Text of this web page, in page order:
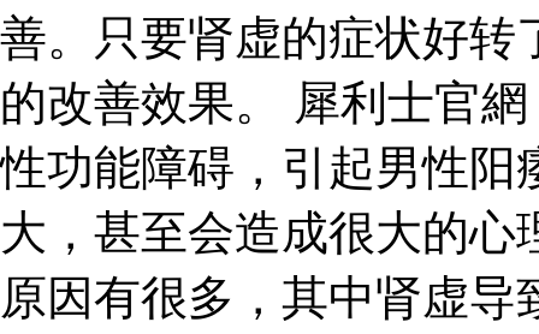
善。只要肾虚的症状好转
的改善效果。 犀利士官網
性功能障碍，引起男性阳
大，甚至会造成很大的
原因有很多，其中肾虚